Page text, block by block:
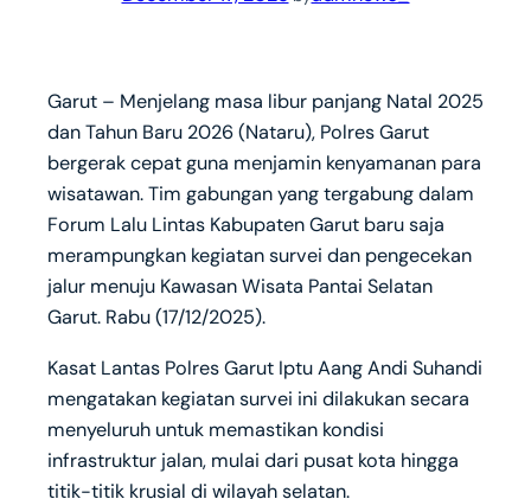
Garut – Menjelang masa libur panjang Natal 2025
dan Tahun Baru 2026 (Nataru), Polres Garut
bergerak cepat guna menjamin kenyamanan para
wisatawan. Tim gabungan yang tergabung dalam
Forum Lalu Lintas Kabupaten Garut baru saja
merampungkan kegiatan survei dan pengecekan
jalur menuju Kawasan Wisata Pantai Selatan
Garut. Rabu (17/12/2025).
Kasat Lantas Polres Garut Iptu Aang Andi Suhandi
mengatakan kegiatan survei ini dilakukan secara
menyeluruh untuk memastikan kondisi
infrastruktur jalan, mulai dari pusat kota hingga
titik-titik krusial di wilayah selatan.